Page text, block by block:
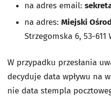
na adres email:
na adres: Miejski
Strzegomska 6, 53-611
W przypadku przesłania
decyduje data wpływu na
nie data stempla